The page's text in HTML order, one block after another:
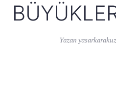
Yazan